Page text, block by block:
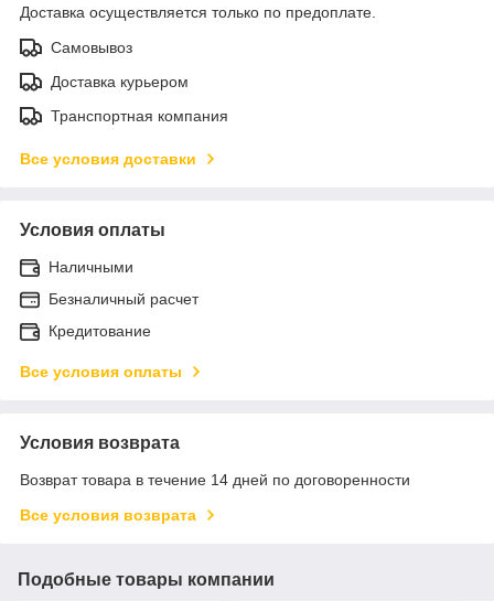
Доставка осуществляется только по предоплате.
Самовывоз
Доставка курьером
Транспортная компания
Все условия доставки
Условия оплаты
Наличными
Безналичный расчет
Кредитование
Все условия оплаты
Условия возврата
Возврат товара в течение 14 дней по договоренности
Все условия возврата
Подобные товары компании